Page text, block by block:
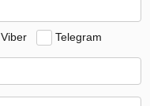
Viber Telegram